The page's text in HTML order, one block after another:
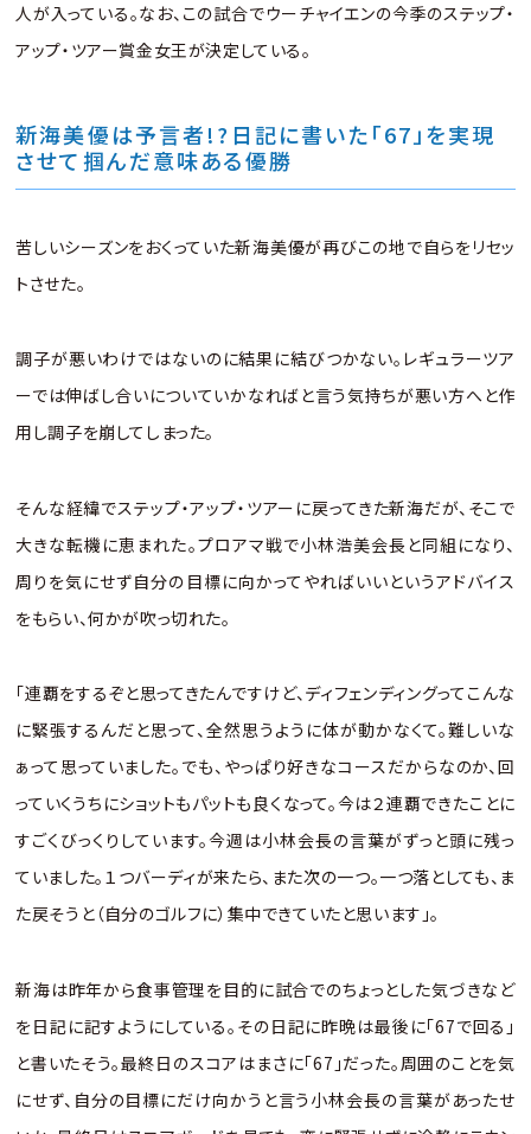
人が入っている。なお、この試合でウーチャイエンの今季のステップ・
アップ・ツアー賞金女王が決定している。
新海美優は予言者!?日記に書いた「67」を実現
させて掴んだ意味ある優勝
苦しいシーズンをおくっていた新海美優が再びこの地で自らをリセッ
トさせた。
調子が悪いわけではないのに結果に結びつかない。レギュラーツア
ーでは伸ばし合いについていかなればと言う気持ちが悪い方へと作
用し調子を崩してしまった。
そんな経緯でステップ・アップ・ツアーに戻ってきた新海だが、そこで
大きな転機に恵まれた。プロアマ戦で小林浩美会長と同組になり、
周りを気にせず自分の目標に向かってやればいいというアドバイス
をもらい、何かが吹っ切れた。
「連覇をするぞと思ってきたんですけど、ディフェンディングってこんな
に緊張するんだと思って、全然思うように体が動かなくて。難しいな
ぁって思っていました。でも、やっぱり好きなコースだからなのか、回
っていくうちにショットもパットも良くなって。今は２連覇できたことに
すごくびっくりしています。今週は小林会長の言葉がずっと頭に残っ
ていました。１つバーディが来たら、また次の一つ。一つ落としても、ま
た戻そうと（自分のゴルフに）集中できていたと思います」。
新海は昨年から食事管理を目的に試合でのちょっとした気づきなど
を日記に記すようにしている。その日記に昨晩は最後に「67で回る」
と書いたそう。最終日のスコアはまさに「67」だった。周囲のことを気
にせず、自分の目標にだけ向かうと言う小林会長の言葉があったせ